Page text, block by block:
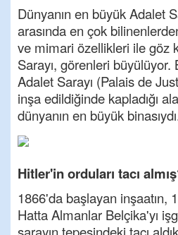
Dünyanın en büyük Adalet
arasında en çok
ve mimari özellikleri ile göz
Sarayı, görenleri
Adalet Sarayı (Palais de
inşa edildiğinde kapladığı
dünyanın en büyük
Hitler'in orduları tacı
1866'da başlayan inşaatın,
Hatta Almanlar Belçika'yı